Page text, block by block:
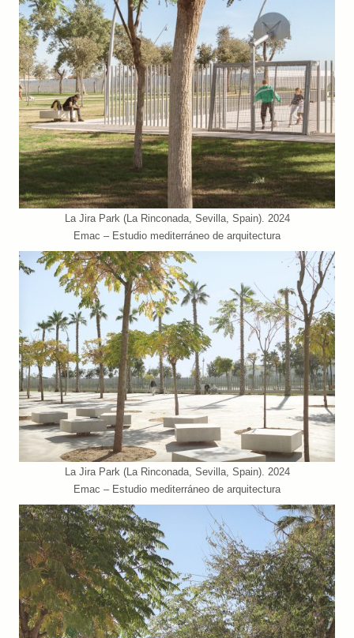
La Jira Park (La Rinconada, Sevilla, Spain). 2024
Emac – Estudio mediterráneo de arquitectura
La Jira Park (La Rinconada, Sevilla, Spain). 2024
Emac – Estudio mediterráneo de arquitectura